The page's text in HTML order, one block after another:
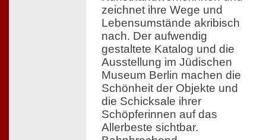
zeichnet ihre Wege und
Lebensumstände akribisch
nach. Der aufwendig
gestaltete Katalog und die
Ausstellung im Jüdischen
Museum Berlin machen die
Schönheit der Objekte und
die Schicksale ihrer
Schöpferinnen auf das
Allerbeste sichtbar.